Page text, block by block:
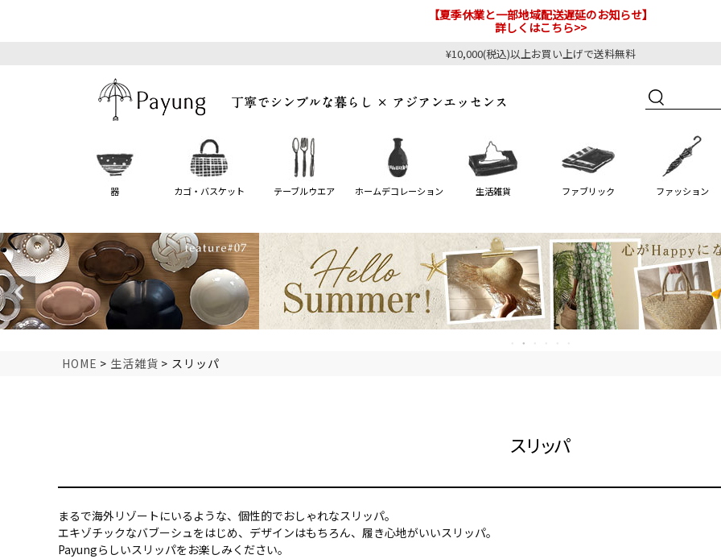
【夏季休業と一部地域配送遅延のお知らせ】
詳しくはこちら>>
¥10,000(税込)以上お買い上げで送料無料
器 カゴ・バスケット テーブルウエア ホームデコレーション 生活雑貨 ファブリック ファッション
HOME 生活雑貨 スリッパ
スリッパ
まるで海外リゾートにいるような、個性的でおしゃれなスリッパ。
エキゾチックなバブーシュをはじめ、デザインはもちろん、履き心地がいいスリッパ。
Payungらしいスリッパをお楽しみください。